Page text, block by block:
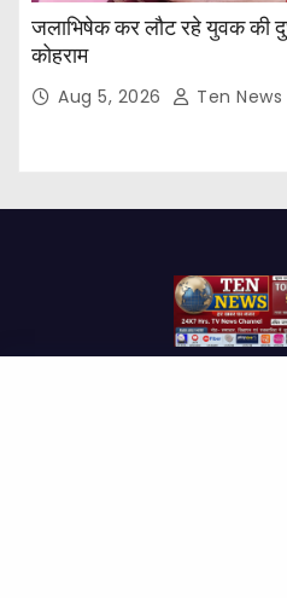
जलाभिषेक कर लौट रहे युवक की
कोहराम
Aug 5, 2026 Ten